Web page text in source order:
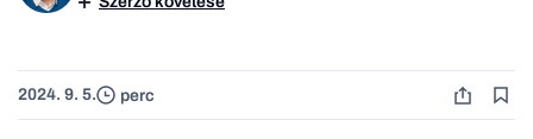
2024. 9. 5. perc